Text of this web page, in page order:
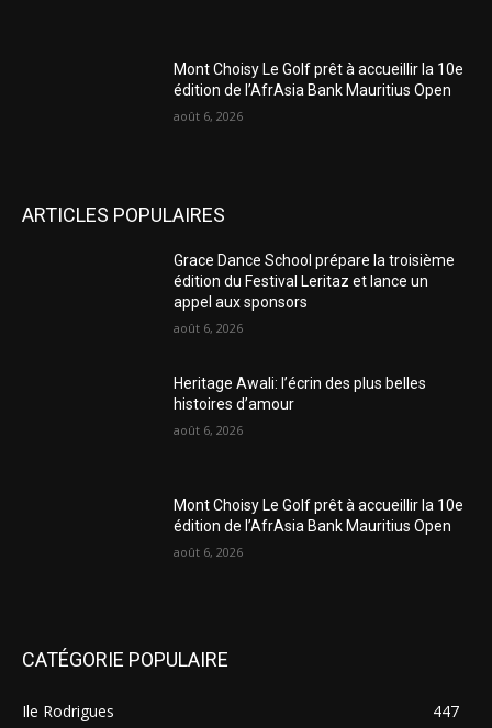
Mont Choisy Le Golf prêt à accueillir la 10e
édition de l’AfrAsia Bank Mauritius Open
août 6, 2026
ARTICLES POPULAIRES
Grace Dance School prépare la troisième
édition du Festival Leritaz et lance un
appel aux sponsors
août 6, 2026
Heritage Awali: l’écrin des plus belles
histoires d’amour
août 6, 2026
Mont Choisy Le Golf prêt à accueillir la 10e
édition de l’AfrAsia Bank Mauritius Open
août 6, 2026
CATÉGORIE POPULAIRE
Ile Rodrigues
447